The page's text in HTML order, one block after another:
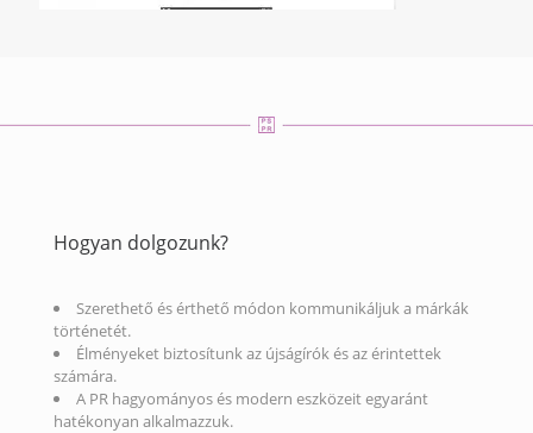
Hogyan dolgozunk?
Szerethető és érthető módon kommunikáljuk a márkák
történetét.
Élményeket biztosítunk az újságírók és az érintettek
számára.
A PR hagyományos és modern eszközeit egyaránt
hatékonyan alkalmazzuk.